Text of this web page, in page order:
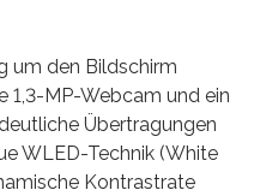
um den Bildschirm
1,3-MP-Webcam und ein
Übertragungen
WLED-Technik (White
Kontrastrate